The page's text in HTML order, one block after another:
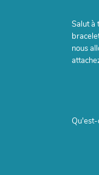
Salut à
nous
Qu'est-